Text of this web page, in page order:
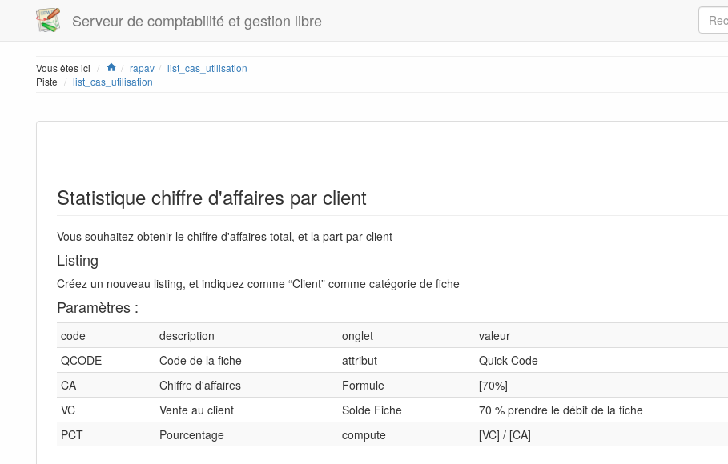
Serveur de comptabilité et gestion libre
Vous êtes ici Home
rapav
list_cas_utilisation
Piste
list_cas_utilisation
Statistique chiffre d'affaires par client
Vous souhaitez obtenir le chiffre d'affaires total, et la part par client
Listing
Créez un nouveau listing, et indiquez comme “Client” comme catégorie de fiche
Paramètres :
code description onglet
valeur
QCODE
Code de la fiche attribut
Quick Code
CA
Chiffre d'affaires Formule
[70%]
VC
Vente au client Solde Fiche
70 % prendre le débit de la fiche
PCT
Pourcentage compute [VC] / [CA]